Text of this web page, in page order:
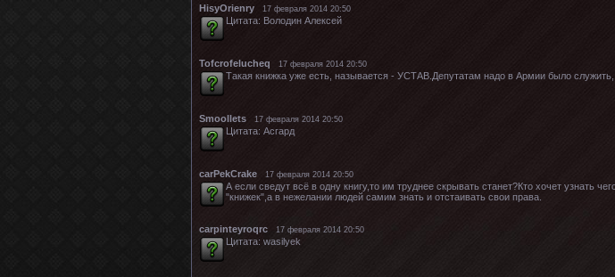
HisyOrienry 17 февраля 2014 20:50
Цитата: Володин Алексей
Tofcrofelucheq 17 февраля 2014 20:50
Такая книжка уже есть, называется - УСТАВ.Депутатам надо в Армии было служить,
Smoollets 17 февраля 2014 20:50
Цитата: Асгард
carPekCrake 17 февраля 2014 20:50
А если сведут всё в одну книгу,то им труднее скрывать станет?Кто хочет узнать
"книжек",а в нежелании людей самим знать и отстаивать свои права.
carpinteyroqrc 17 февраля 2014 20:50
Цитата: wasilyek